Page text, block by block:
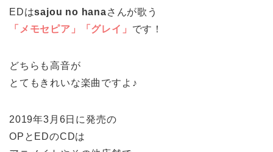
EDはsajou no hanaさんが歌う
「メモセピア」「グレイ」 です！
どちらも高音が
とてもきれいな楽曲ですよ♪
2019年3月6日に発売の
OPとEDのCDは